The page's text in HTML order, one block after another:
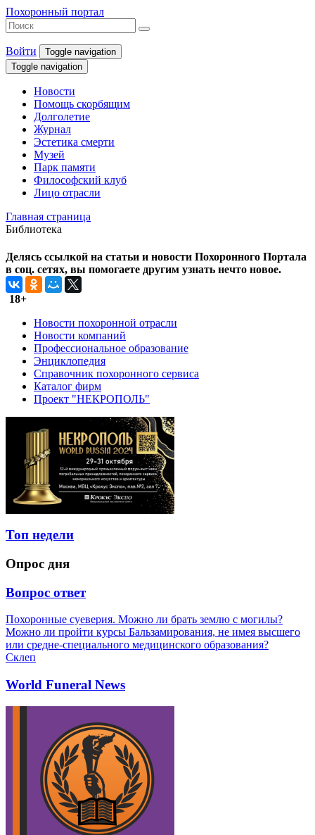
Похоронный портал
Войти
Toggle navigation
Toggle navigation
Новости
Помощь скорбящим
Долголетие
Журнал
Эстетика смерти
Музей
Парк памяти
Философский клуб
Лицо отрасли
Главная страница
Библиотека
Делясь ссылкой на статьи и новости Похоронного Портала
в соц. сетях, вы помогаете другим узнать нечто новое.
18+
Новости похоронной отрасли
Новости компаний
Профессиональное образование
Энциклопедия
Справочник похоронного сервиса
Каталог фирм
Проект "НЕКРОПОЛЬ"
Топ недели
Опрос дня
Вопрос ответ
Похоронные суеверия. Можно ли брать землю с могилы?
Можно ли пройти курсы Бальзамирования, не имея высшего
или средне-специального медицинского образования?
Склеп
World Funeral News